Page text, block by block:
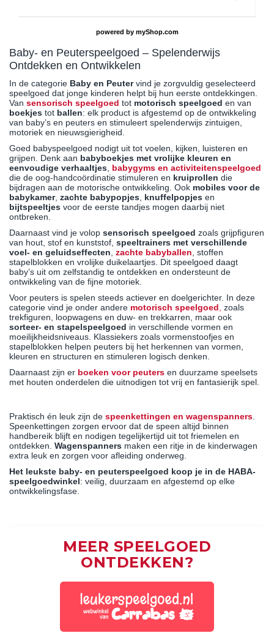
powered by myShop.com
Baby- en Peuterspeelgoed – Spelenderwijs
Ontdekken en Ontwikkelen
In de categorie Baby en Peutervind je zorgvuldig geselecteerd
speelgoed dat jonge kinderen helpt bij hun eerste ontdekkingen.
Van sensorisch speelgoed tot motorisch speelgoed en van
boekjes tot ballen: elk product is afgestemd op de ontwikkeling
van baby’s en peuters en stimuleert spelenderwijs zintuigen,
motoriek en nieuwsgierigheid.
Goed babyspeelgoed nodigt uit tot voelen, kijken, luisteren en
grijpen. Denk aan babyboekjes met vrolijke kleuren en
eenvoudige verhaaltjes, babygyms en activiteitenspeelgoed
die de oog-handcoördinatie stimuleren en kruiprollen die
bijdragen aan de motorische ontwikkeling. Ook mobiles voor de
babykamer, zachte babypopjes, knuffelpopjes en
bijtspeeltjes voor de eerste tandjes mogen daarbij niet
ontbreken.
Daarnaast vind je volop sensorisch speelgoed zoals grijpfiguren
van hout, stof en kunststof, speeltrainers met verschillende
voel- en geluidseffecten, zachte babyballen, stoffen
stapelblokken en vrolijke duikelaartjes. Dit speelgoed daagt
baby’s uit om zelfstandig te ontdekken en ondersteunt de
ontwikkeling van de fijne motoriek.
Voor peuters is spelen steeds actiever en doelgerichter. In deze
categorie vind je onder andere motorisch speelgoed, zoals
trekfiguren, loopwagens en duw- en trekkarren, maar ook
sorteer- en stapelspeelgoed in verschillende vormen en
moeilijkheidsniveaus. Klassiekers zoals vormenstoofjes en
stapelblokken helpen peuters bij het herkennen van vormen,
kleuren en structuren en stimuleren logisch denken.
Daarnaast zijn er boeken voor peuters en duurzame speelsets
met houten onderdelen die uitnodigen tot vrij en fantasierijk spel.
Praktisch én leuk zijn de speenkettingen en wagenspanners.
Speenkettingen zorgen ervoor dat de speen altijd binnen
handbereik blijft en nodigen tegelijkertijd uit tot friemelen en
ontdekken. Wagenspanners maken een ritje in de kinderwagen
extra leuk en zorgen voor afleiding onderweg.
Het leukste baby- en peuterspeelgoed koop je in de HABA-
speelgoedwinkel: veilig, duurzaam en afgestemd op elke
ontwikkelingsfase.
MEER SPEELGOED
ONTDEKKEN?